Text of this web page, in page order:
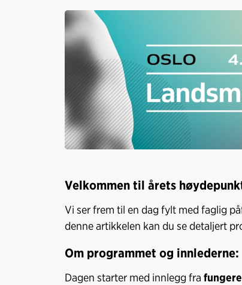
Velkommen til årets
Vi ser frem til en dag fylt med faglig
denne artikkelen kan du se detaljert
Om programmet og innlederne:
Dagen starter med innlegg fra